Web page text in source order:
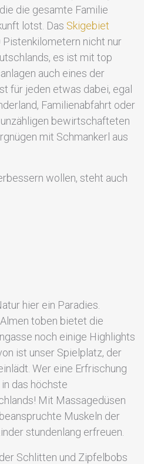
die gesamte Familie
lotst. Das Skigebiet
Pistenkilometern nicht nur
es ist mit top
auch eines der
für jeden etwas dabei, egal
Familienabfahrt oder
bewirtschafteten
mit Schmankerl aus
wollen, steht auch
hier ein Paradies.
toben bietet die
noch einige Highlights
ist unser Spielplatz, der
Wer eine Erfrischung
das höchste
Mit Massagedüsen
Muskeln der
stundenlang erfreuen.
Schlitten und Zipfelbobs